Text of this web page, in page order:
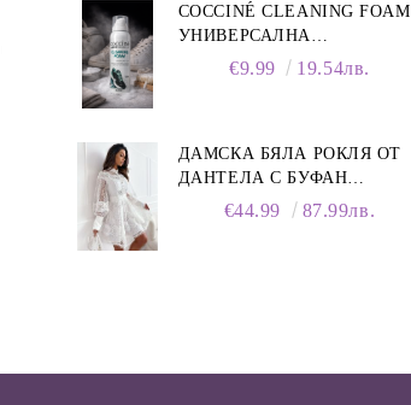
COCCINÉ CLEANING FOAM
УНИВЕРСАЛНА
ПОЧИСТВАЩА ПЯНА ЗА
€9.99 19.54лв.
ДАМСКА БЯЛА РОКЛЯ ОТ
ДАНТЕЛА С БУФАН
РЪКАВИ И ЯКА
€44.99 87.99лв.